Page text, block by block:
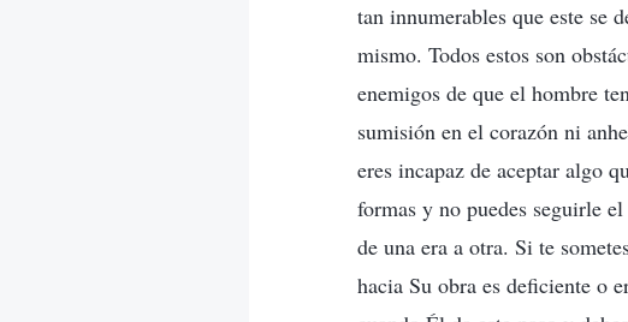
tan innumerables que este se
mismo. Todos estos son
enemigos de que el hombre
sumisión en el corazón ni
eres incapaz de aceptar algo
formas y no puedes seguirle
de una era a otra. Si te
hacia Su obra es deficiente o